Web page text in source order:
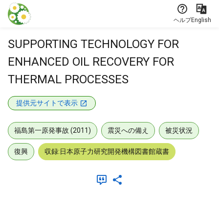
本文に飛ぶ
ヘルプEnglish
SUPPORTING TECHNOLOGY FOR
ENHANCED OIL RECOVERY FOR
THERMAL PROCESSES
提供元サイトで表示
福島第一原発事故 (2011) 震災への備え 被災状況
復興 収録:日本原子力研究開発機構図書館蔵書